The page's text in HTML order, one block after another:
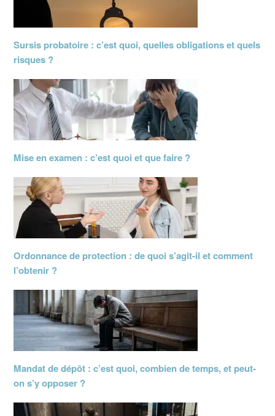
Sursis probatoire : c’est quoi, quelles obligations et quels
risques ?
Mise en examen : c’est quoi et que faire ?
Ordonnance de protection : de quoi s’agit-il et comment
l’obtenir ?
Mandat de dépôt : c’est quoi, combien de temps, et peut-
on s’y opposer ?